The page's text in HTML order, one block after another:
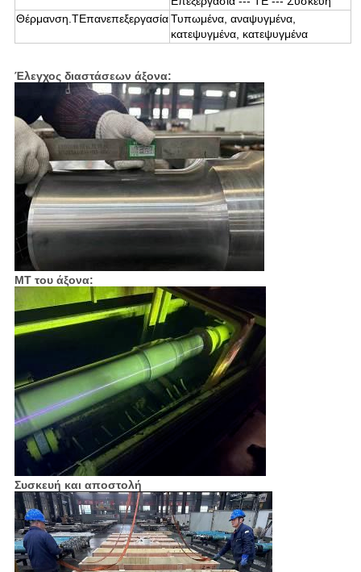
Θέρμανση.ΤΕπανεπεξεργασίαΤυπωμένα, αναψυγμένα,
κατεψυγμένα, κατεψυγμένα
Έλεγχος διαστάσεων άξονα:
MT του άξονα:
Συσκευή και αποστολή